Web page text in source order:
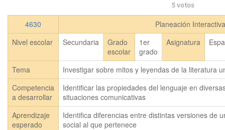
5votos
4630
Planeación
Nivel escolar
Secundaria
Grado
escolar
1er
grado
Asignatura
Tema
Investigar sobre mitos y leyendas de la literatura
Competencia
a desarrollar
Identificar las propiedades del lenguaje en
situaciones comunicativas
Aprendizaje
esperado
Identifica diferencias entre distintas versiones de
social al que pertenece